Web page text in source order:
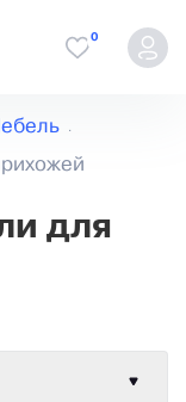
0
для